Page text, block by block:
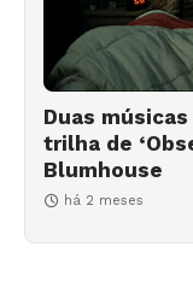
Duas
trilha de
Blumhouse
há 2 meses